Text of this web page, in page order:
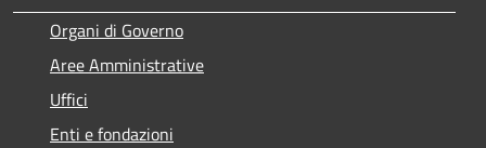
Organi di Governo
Aree Amministrative
Uffici
Enti e fondazioni